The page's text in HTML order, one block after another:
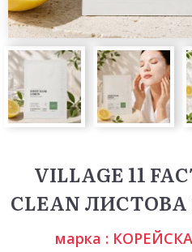
VILLAGE 11
CLEAN
марка :